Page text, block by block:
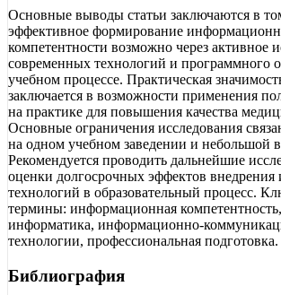
Основные выводы статьи заключаются в
эффективное формирование
компетентности возможно через активное
современных технологий и программного
учебном процессе. Практическая
заключается в возможности применения
на практике для повышения качества
Основные ограничения исследования
на одном учебном заведении и небольшой
Рекомендуется проводить дальнейшие
оценки долгосрочных эффектов
технологий в образовательный процесс.
термины: информационная
информатика, информационно-
технологии, профессиональная подготовка.
Библиография